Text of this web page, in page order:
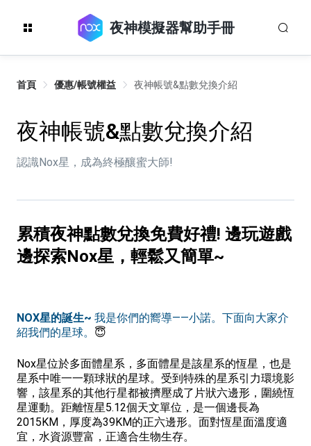
夜神模擬器幫助手冊
首頁 優惠/帳號權益 夜神帳號&點數兌換介紹
夜神帳號&點數兌換介紹
認識Nox星，成為終極釀蜜大師!
累積夜神點數兌換免費好禮! 邊玩遊戲
邊探索Nox星，輕鬆又簡單~
NOX星的誕生~ 我是你們的嚮導——小諾。下面向大家介
紹我們的星球。 😇
Nox星位於多面體星系，多面體星是該星系的恆星，也是
星系中唯一一顆球狀的星球。受到特殊的星系引力環境影
響，該星系的其他行星都被擠壓成了片狀六邊形，圍繞恆
星運動。距離恆星5.12個天文單位，是一個邊長為
2015KM，厚度為39KM的正六邊形。面對恆星面溫度適
宜，水資源豐富，正適合生物生存。